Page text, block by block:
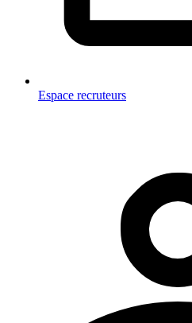
Espace recruteurs